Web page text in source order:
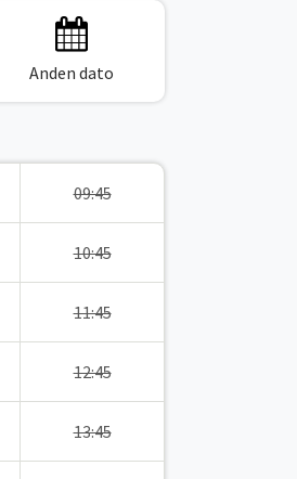
Anden dato
09:45
10:45
11:45
12:45
13:45